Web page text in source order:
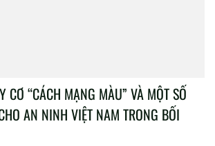
CƠ “CÁCH MẠNG MÀU” VÀ MỘT SỐ
AN NINH VIỆT NAM TRONG BỐI